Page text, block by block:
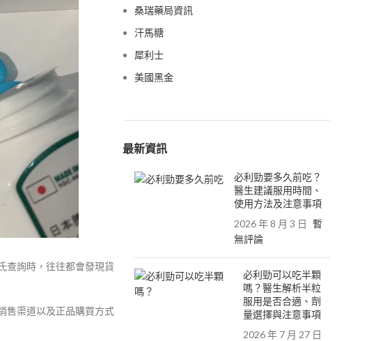
查詢時，往往都會發現貨
售渠道以及正品購買方式
桑瑞藥局資訊
汗馬糖
犀利士
美國黑金
最新資訊
必利勁要多久前吃？
醫生建議服用時間、
使用方法及注意事項
2026 年 8 月 3 日 暫
無評論
必利勁可以吃半顆
嗎？醫生解析半粒
服用是否合適、劑
量選擇與注意事項
2026 年 7 月 27 日